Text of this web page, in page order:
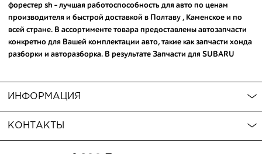
форестер sh - лучшая работоспособность для авто по ценам
производителя и быстрой доставкой в Полтаву , Каменское и по
всей стране. В ассортименте товара предоставлены автозапчасти
конкретно для Вашей комплектации авто, такие какзапчасти хонда
разборки и авторазборка. В результате Запчасти для SUBARU
что в нашем магазине Вы можете
которые обеспечат надежную службу Вашего авто. Мы оперативно
ИНФОРМАЦИЯ
КОНТАКТЫ